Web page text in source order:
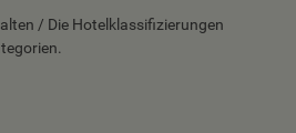
/ Die Hotelklassifizierungen